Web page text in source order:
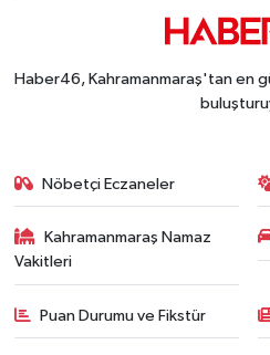
Haber46, Kahramanmaraş'tan en
Nöbetçi Eczaneler
Kahramanmaraş Namaz
Vakitleri
Puan Durumu ve Fikstür